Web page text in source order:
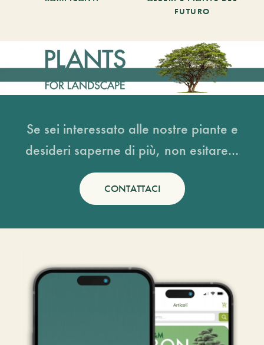
FUTURO
Se sei interessato alle nostre piante e
desideri saperne di più, non esitare...
CONTATTACI